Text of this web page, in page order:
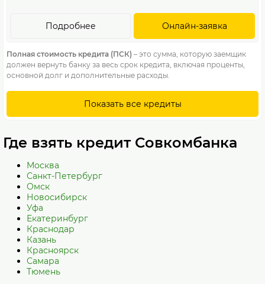
Онлайн-заявка
Подробнее
Полная стоимость кредита (ПСК) – это сумма, которую заемщик
должен вернуть банку за весь срок кредита, включая проценты,
основной долг и дополнительные расходы.
Показать все кредиты
Где взять кредит Совкомбанка
Москва
Санкт-Петербург
Омск
Новосибирск
Уфа
Екатеринбург
Краснодар
Казань
Красноярск
Самара
Тюмень